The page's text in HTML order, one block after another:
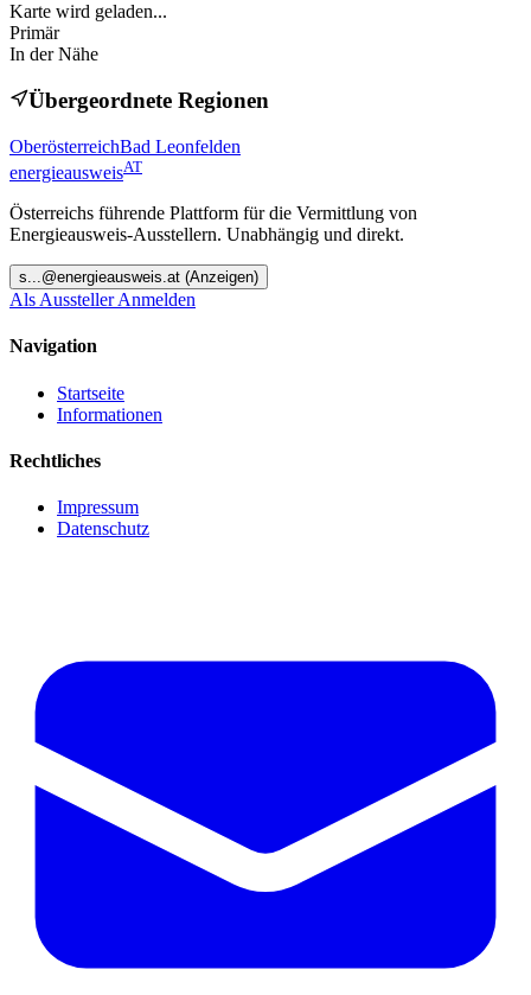
Karte wird geladen...
Primär
In der Nähe
Übergeordnete Regionen
OberösterreichBad Leonfelden
energieausweisAT
Österreichs führende Plattform für die Vermittlung von
Energieausweis-Ausstellern. Unabhängig und direkt.
s ...@energieausweis.at (Anzeigen)
Als Aussteller Anmelden
Navigation
Startseite
Informationen
Rechtliches
Impressum
Datenschutz